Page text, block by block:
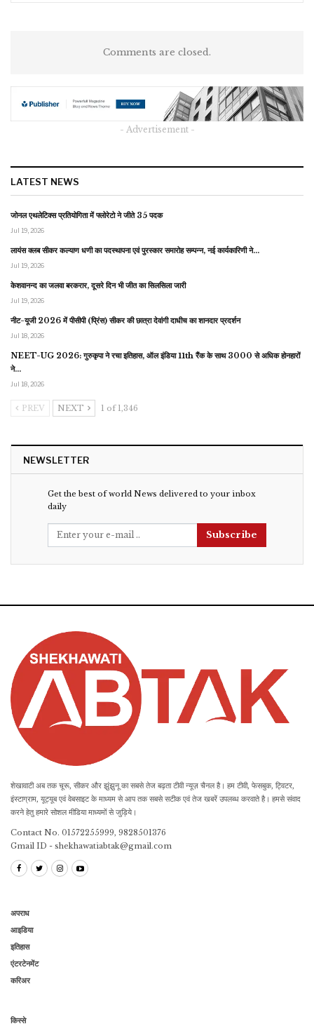
Comments are closed.
- Advertisement -
LATEST NEWS
जोनल एथलेटिक्स प्रतियोगिता में फ्लोरेटो ने जीते 35 पदक
Jul 19, 2026
लायंस क्लब सीकर कल्याण धणी का पदस्थापना एवं पुरस्कार समारोह सम्पन्न, नई कार्यकारिणी ने…
Jul 19, 2026
केशवानन्द का जलवा बरकरार, दूसरे दिन भी जीत का सिलसिला जारी
Jul 19, 2026
नीट-यूजी 2026 में पीसीपी (प्रिंस) सीकर की छात्रा देवांगी दाधीच का शानदार प्रदर्शन
Jul 18, 2026
NEET-UG 2026: गुरुकृपा ने रचा इतिहास, ऑल इंडिया 11th रैंक के साथ 3000 से अधिक होनहारों
ने…
Jul 18, 2026
PREV NEXT 1 of 1,346
NEWSLETTER
Get the best of world News delivered to your inbox
daily
Subscribe
शेखावाटी अब तक चूरू, सीकर और झुंझुनू का सबसे तेज बढ़ता टीवी न्यूज़ चैनल है। हम टीवी, फेसबुक, ट्विटर,
इंस्टाग्राम, यूट्यूब एवं वेबसाइट के माध्यम से आप तक सबसे सटीक एवं तेज खबरें उपलब्ध करवाते है। हमसे संवाद
करने हेतु हमारे सोशल मीडिया माध्यमों से जुड़िये।
Contact No. 01572255999, 9828501376
Gmail ID - shekhawatiabtak@gmail.com
अपराध
आइडिया
इतिहास
एंटरटेनमेंट
करिअर
किस्से